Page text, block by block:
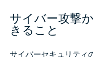
サイバー攻撃
きること
サイバーセキュリティ